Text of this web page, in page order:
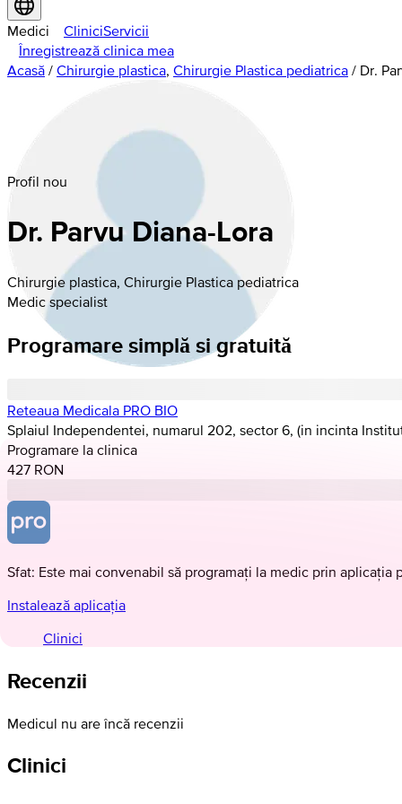
Medici CliniciServicii
Înregistrează clinica mea
Acasă / Chirurgie plastica, Chirurgie Plastica pediatrica / Dr.
Profil nou
Dr. Parvu Diana-Lora
Chirurgie plastica, Chirurgie Plastica pediatrica
Medic specialist
Programare simplă si gratuită
Reteaua Medicala PRO BIO
Splaiul Independentei, numarul 202, sector 6, (in incinta
Programare la clinica
427 RON
Sfat: Este mai convenabil să programați la medic prin aplicația
Instalează aplicația
Clinici
Recenzii
Medicul nu are încă recenzii
Clinici